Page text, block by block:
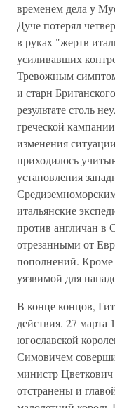
временем дела у
Дуче потерял
в руках "жертв
усиливавших
Тревожным
и старн
результате столь
греческой
изменения
приходилось
установления
итальянские
против англичан в
отрезанными от
пополнений. Кроме
уязвимой для
В конце концов,
действия. 27 марта
югославской
Симовичем
министр
отстранены и